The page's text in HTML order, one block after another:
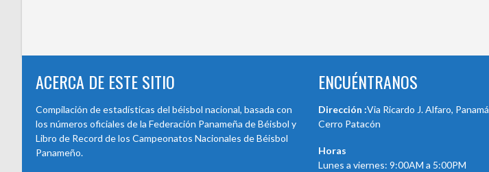
ACERCA DE ESTE SITIO
Compilación de estadísticas del béisbol nacional, basada con
los números oficiales de la Federación Panameña de Béisbol y
Libro de Record de los Campeonatos Nacionales de Béisbol
Panameño.
ENCUÉNTRANOS
Dirección :Via Ricardo J. Alfaro, Panamá
Cerro Patacón
Horas
Lunes a viernes: 9:00AM a 5:00PM